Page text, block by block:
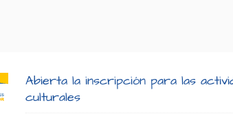
Abierta la inscripción para las
culturales